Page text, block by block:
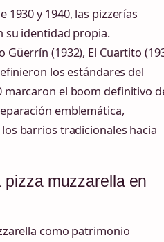
1930 y 1940, las pizzerías
su identidad propia.
Güerrín (1932), El Cuartito
los estándares del
marcaron el boom definitivo
emblemática,
barrios tradicionales hacia
muzzarella en
como patrimonio